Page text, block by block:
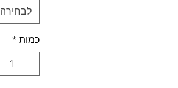
לבחירה
כמות *